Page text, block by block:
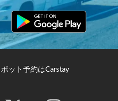
ット予約はCarstay